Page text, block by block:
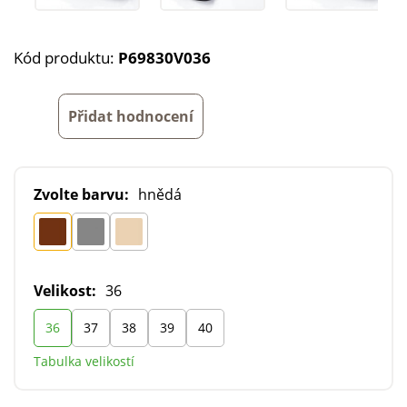
Kód produktu: P69830V036
Přidat hodnocení
Zvolte barvu: hnědá
Velikost: 36
36 37 38 39
40
Tabulka velikostí